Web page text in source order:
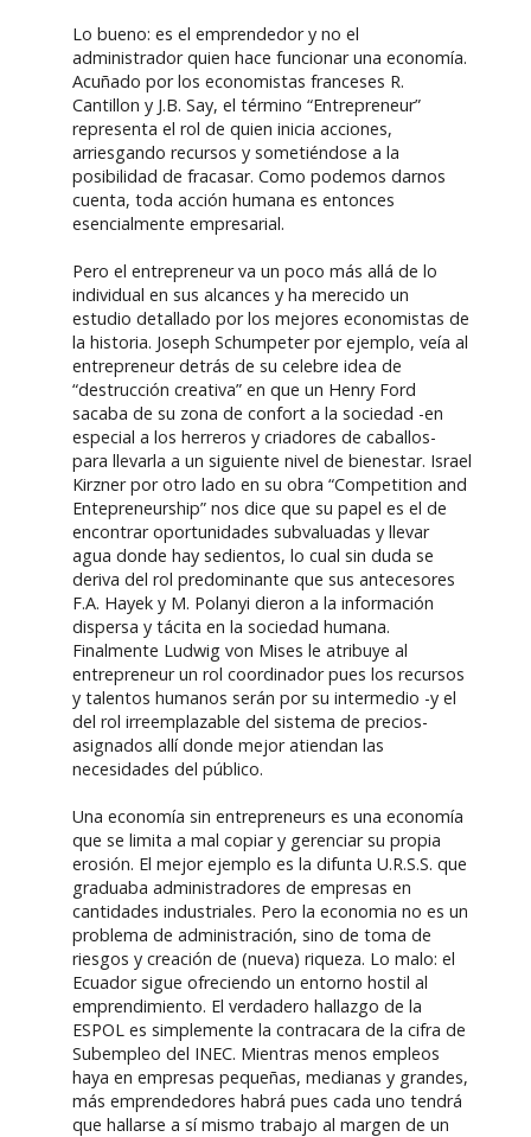
Lo bueno: es el emprendedor y no el
administrador quien hace funcionar una economía.
Acuñado por los economistas franceses R.
Cantillon y J.B. Say, el término “Entrepreneur”
representa el rol de quien inicia acciones,
arriesgando recursos y sometiéndose a la
posibilidad de fracasar. Como podemos darnos
cuenta, toda acción humana es entonces
esencialmente empresarial.
Pero el entrepreneur va un poco más allá de lo
individual en sus alcances y ha merecido un
estudio detallado por los mejores economistas de
la historia. Joseph Schumpeter por ejemplo, veía al
entrepreneur detrás de su celebre idea de
“destrucción creativa” en que un Henry Ford
sacaba de su zona de confort a la sociedad -en
especial a los herreros y criadores de caballos-
para llevarla a un siguiente nivel de bienestar. Israel
Kirzner por otro lado en su obra “Competition and
Entepreneurship” nos dice que su papel es el de
encontrar oportunidades subvaluadas y llevar
agua donde hay sedientos, lo cual sin duda se
deriva del rol predominante que sus antecesores
F.A. Hayek y M. Polanyi dieron a la información
dispersa y tácita en la sociedad humana.
Finalmente Ludwig von Mises le atribuye al
entrepreneur un rol coordinador pues los recursos
y talentos humanos serán por su intermedio -y el
del rol irreemplazable del sistema de precios-
asignados allí donde mejor atiendan las
necesidades del público.
Una economía sin entrepreneurs es una economía
que se limita a mal copiar y gerenciar su propia
erosión. El mejor ejemplo es la difunta U.R.S.S. que
graduaba administradores de empresas en
cantidades industriales. Pero la economia no es un
problema de administración, sino de toma de
riesgos y creación de (nueva) riqueza. Lo malo: el
Ecuador sigue ofreciendo un entorno hostil al
emprendimiento. El verdadero hallazgo de la
ESPOL es simplemente la contracara de la cifra de
Subempleo del INEC. Mientras menos empleos
haya en empresas pequeñas, medianas y grandes,
más emprendedores habrá pues cada uno tendrá
que hallarse a sí mismo trabajo al margen de un